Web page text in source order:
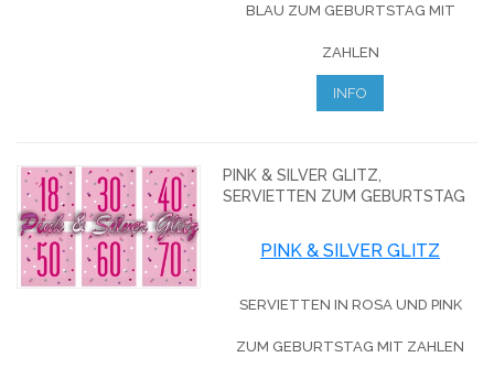
BLAU ZUM GEBURTSTAG MIT
ZAHLEN
INFO
PINK & SILVER GLITZ,
SERVIETTEN ZUM GEBURTSTAG
PINK & SILVER GLITZ
SERVIETTEN IN ROSA UND PINK
ZUM GEBURTSTAG MIT ZAHLEN